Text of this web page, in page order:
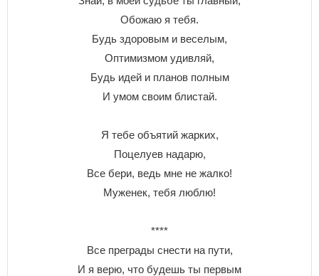
Обожаю я тебя.
Будь здоровым и веселым,
Оптимизмом удивляй,
Будь идей и планов полным
И умом своим блистай.
Я тебе объятий жарких,
Поцелуев надарю,
Все бери, ведь мне не жалко!
Муженек, тебя люблю!
****
Все преграды снести на пути,
И я верю, что будешь ты первым